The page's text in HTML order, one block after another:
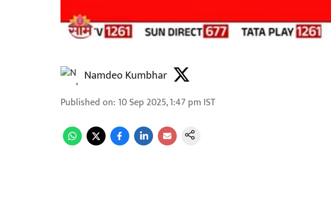
Namdeo Kumbhar
Published on: 10 Sep 2025, 1:47 pm IST